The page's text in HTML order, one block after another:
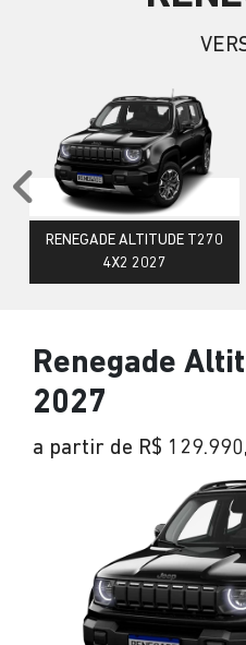
RENEGADE ALTITUDE T270
4X2 2027
Anterior
Renegade
2027
a partir de R$